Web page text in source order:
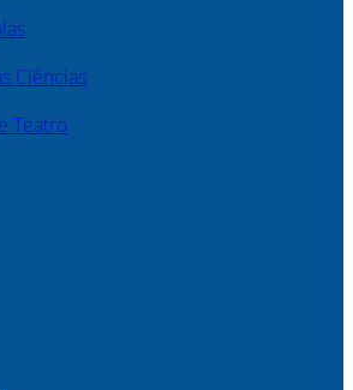
Ciências
Teatro